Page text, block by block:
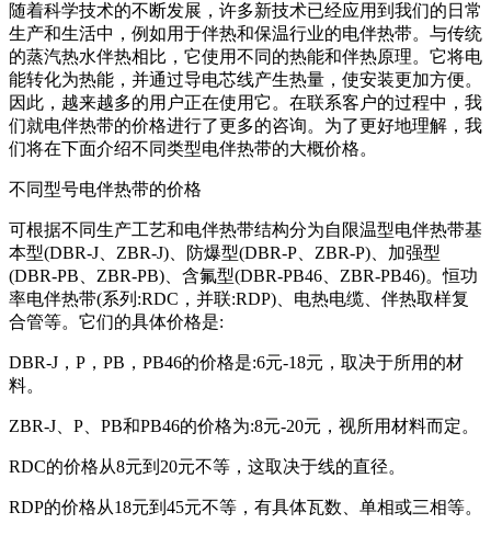
随着科学技术的不断发展，许多新技术已经应用到我们的日常
生产和生活中，例如用于伴热和保温行业的电伴热带。与传统
的蒸汽热水伴热相比，它使用不同的热能和伴热原理。它将电
能转化为热能，并通过导电芯线产生热量，使安装更加方便。
因此，越来越多的用户正在使用它。在联系客户的过程中，我
们就电伴热带的价格进行了更多的咨询。为了更好地理解，我
们将在下面介绍不同类型电伴热带的大概价格。
不同型号电伴热带的价格
可根据不同生产工艺和电伴热带结构分为自限温型电伴热带基
本型(DBR-J、ZBR-J)、防爆型(DBR-P、ZBR-P)、加强型
(DBR-PB、ZBR-PB)、含氟型(DBR-PB46、ZBR-PB46)。恒功
率电伴热带(系列:RDC，并联:RDP)、电热电缆、伴热取样复
合管等。它们的具体价格是:
DBR-J，P，PB，PB46的价格是:6元-18元，取决于所用的材
料。
ZBR-J、P、PB和PB46的价格为:8元-20元，视所用材料而定。
RDC的价格从8元到20元不等，这取决于线的直径。
RDP的价格从18元到45元不等，有具体瓦数、单相或三相等。